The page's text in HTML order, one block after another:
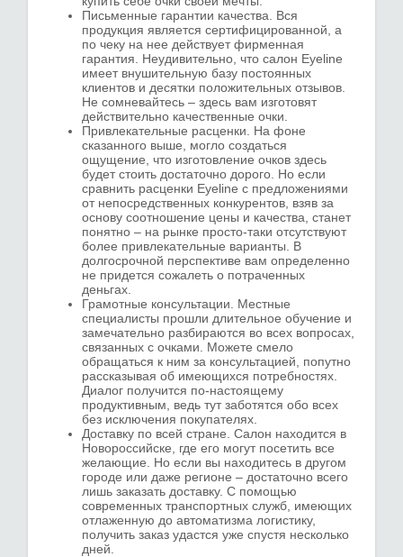
Письменные гарантии качества. Вся
продукция является сертифицированной, а
по чеку на нее действует фирменная
гарантия. Неудивительно, что салон Eyeline
имеет внушительную базу постоянных
клиентов и десятки положительных отзывов.
Не сомневайтесь – здесь вам изготовят
действительно качественные очки.
Привлекательные расценки. На фоне
сказанного выше, могло создаться
ощущение, что изготовление очков здесь
будет стоить достаточно дорого. Но если
сравнить расценки Eyeline с предложениями
от непосредственных конкурентов, взяв за
основу соотношение цены и качества, станет
понятно – на рынке просто-таки отсутствуют
более привлекательные варианты. В
долгосрочной перспективе вам определенно
не придется сожалеть о потраченных
деньгах.
Грамотные консультации. Местные
специалисты прошли длительное обучение и
замечательно разбираются во всех вопросах,
связанных с очками. Можете смело
обращаться к ним за консультацией, попутно
рассказывая об имеющихся потребностях.
Диалог получится по-настоящему
продуктивным, ведь тут заботятся обо всех
без исключения покупателях.
Доставку по всей стране. Салон находится в
Новороссийске, где его могут посетить все
желающие. Но если вы находитесь в другом
городе или даже регионе – достаточно всего
лишь заказать доставку. С помощью
современных транспортных служб, имеющих
отлаженную до автоматизма логистику,
получить заказ удастся уже спустя несколько
дней.